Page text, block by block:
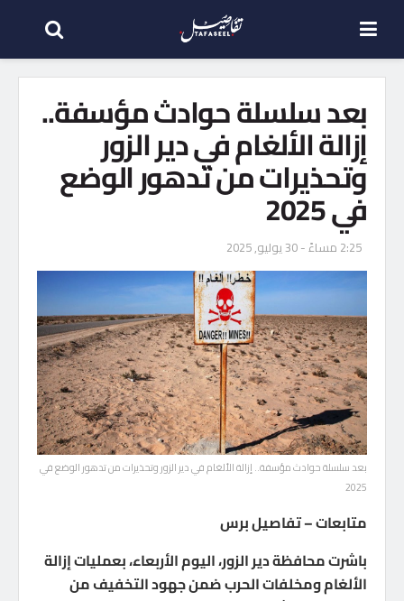
بعد سلسلة حوادث مؤسفة..
إزالة الألغام في دير الزور
وتحذيرات من تدهور الوضع
في 2025
2:25 مساءً - 30 يوليو, 2025
بعد سلسلة حوادث مؤسفة.. إزالة الألغام في دير الزور وتحذيرات من تدهور الوضع في
2025
متابعات – تفاصيل برس
باشرت محافظة دير الزور، اليوم الأربعاء، بعمليات إزالة
الألغام ومخلفات الحرب ضمن جهود التخفيف من